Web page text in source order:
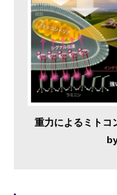
重力によるミトコ